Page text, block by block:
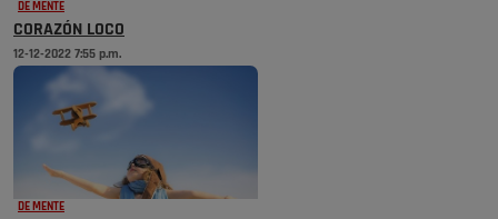
DE MENTE
CORAZÓN LOCO
12-12-2022 7:55 p.m.
DE MENTE